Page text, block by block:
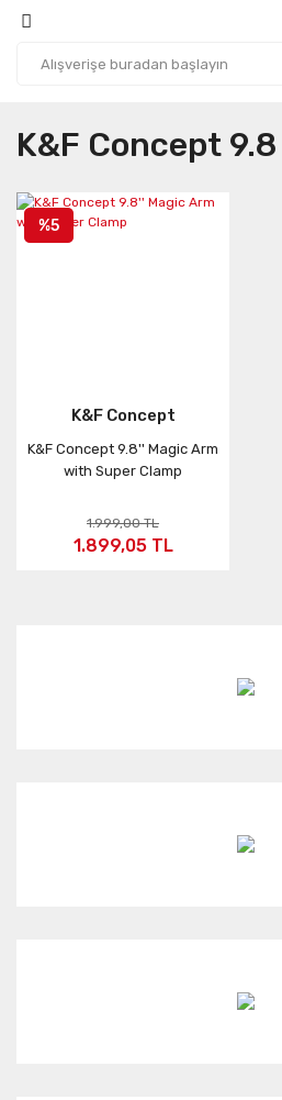
K&f Concept
%5
K&F Concept
K&F Concept 9.8'' Magic Arm
with Super Clamp
1.999,00 TL
1.899,05 TL